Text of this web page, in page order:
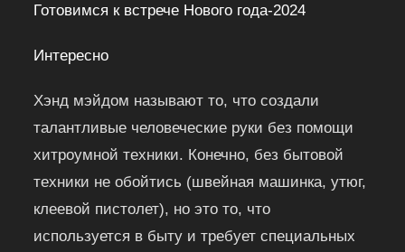
Готовимся к встрече Нового года-2024
Интересно
Хэнд мэйдом называют то, что создали
талантливые человеческие руки без помощи
хитроумной техники. Конечно, без бытовой
техники не обойтись (швейная машинка, утюг,
клеевой пистолет), но это то, что
используется в быту и требует специальных